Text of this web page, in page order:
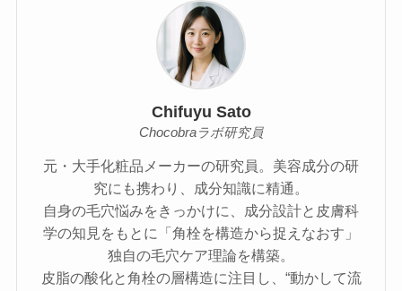
Chifuyu Sato
Chocobraラボ研究員
元・大手化粧品メーカーの研究員。美容成分の研
究にも携わり、成分知識に精通。
自身の毛穴悩みをきっかけに、成分設計と皮膚科
学の知見をもとに「角栓を構造から捉えなおす」
独自の毛穴ケア理論を構築。
皮脂の酸化と角栓の層構造に注目し、“動かして流